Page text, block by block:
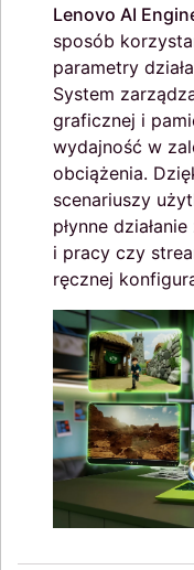
Lenovo AI
sposób
parametry
System
graficznej i
wydajność w
obciążenia.
scenariuszy
płynne
i pracy czy
ręcznej